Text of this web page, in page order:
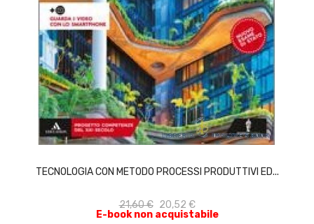
TECNOLOGIA CON METODO PROCESSI PRODUTTIVI ED...
21,60 € 20,52 €
E-book non acquistabile
ACQUISTA